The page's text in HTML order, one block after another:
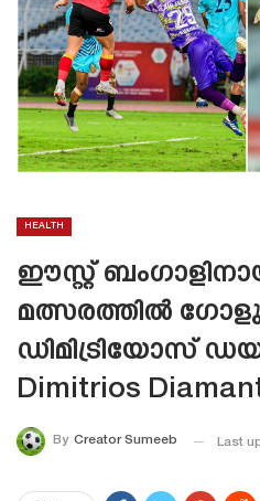
HEALTH
ഈസ്റ്റ്
മത്സരത്തിൽ
ഡിമിട്രിയോസ്
Dimitrios
By Creator Sumeeb Last